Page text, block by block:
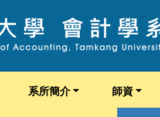
系所簡介 師資